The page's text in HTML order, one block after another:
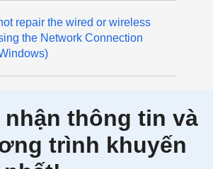
repair the wired or wireless
the Network Connection
thông tin và
trình khuyến